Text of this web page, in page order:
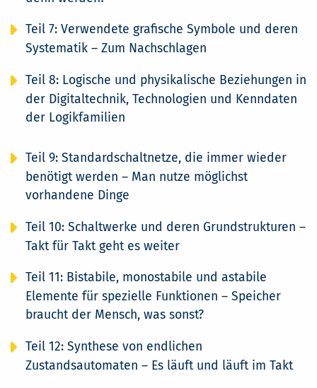
Teil 7: Verwendete grafische Symbole und deren
Systematik – Zum Nachschlagen
Teil 8: Logische und physikalische Beziehungen in
der Digitaltechnik, Technologien und Kenndaten
der Logikfamilien
Teil 9: Standardschaltnetze, die immer wieder
benötigt werden – Man nutze möglichst
vorhandene Dinge
Teil 10: Schaltwerke und deren Grundstrukturen –
Takt für Takt geht es weiter
Teil 11: Bistabile, monostabile und astabile
Elemente für spezielle Funktionen – Speicher
braucht der Mensch, was sonst?
Teil 12: Synthese von endlichen
Zustandsautomaten – Es läuft und läuft im Takt